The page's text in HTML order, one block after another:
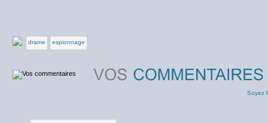
drame espionnage
Soyez